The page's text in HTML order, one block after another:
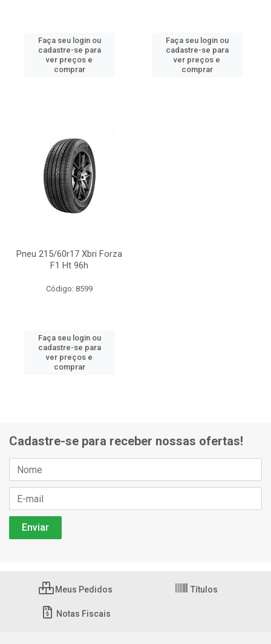
Faça seu login ou
cadastre-se para
ver preços e
comprar
Faça seu login ou
cadastre-se para
ver preços e
comprar
Pneu 215/60r17 Xbri Forza
F1 Ht 96h
Código: 8599
Faça seu login ou
cadastre-se para
ver preços e
comprar
Cadastre-se para receber nossas ofertas!
Meus Pedidos Títulos
Notas Fiscais